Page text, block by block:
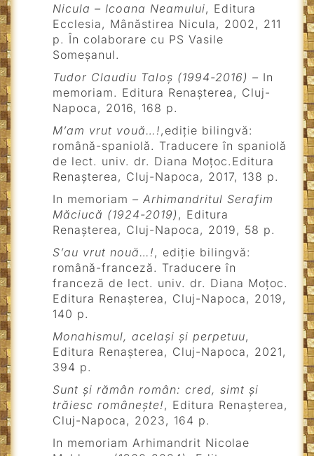
Nicula – Icoana Neamului, Editura
Ecclesia, Mânăstirea Nicula, 2002, 211
p. În colaborare cu PS Vasile
Someșanul.
Tudor Claudiu Taloș (1994-2016) – In
memoriam. Editura Renașterea, Cluj-
Napoca, 2016, 168 p.
M’am vrut vouă…!,ediție bilingvă:
română-spaniolă. Traducere în spaniolă
de lect. univ. dr. Diana Moțoc.Editura
Renașterea, Cluj-Napoca, 2017, 138 p.
In memoriam – Arhimandritul Serafim
Măciucă (1924-2019) , Editura
Renașterea, Cluj-Napoca, 2019, 58 p.
S’au vrut nouă…!, ediție bilingvă:
română-franceză. Traducere în
franceză de lect. univ. dr. Diana Moțoc.
Editura Renașterea, Cluj-Napoca, 2019,
140 p.
Monahismul, același și perpetuu,
Editura Renașterea, Cluj-Napoca, 2021,
394 p.
Sunt și rămân român: cred, simt și
trăiesc românește!, Editura Renașterea,
Cluj-Napoca, 2023, 164 p.
In memoriam Arhimandrit Nicolae